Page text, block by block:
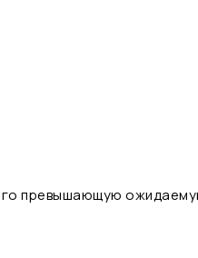
превышающую